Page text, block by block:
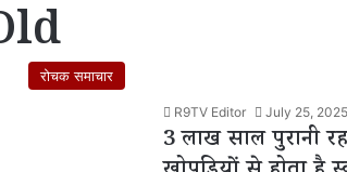
रोचक समाचार
R9TV Editor July 25, 2025
3 लाख साल पुरानी